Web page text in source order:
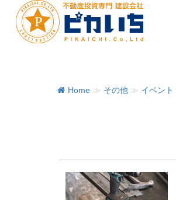
Home ≫ その他 ≫ イベント